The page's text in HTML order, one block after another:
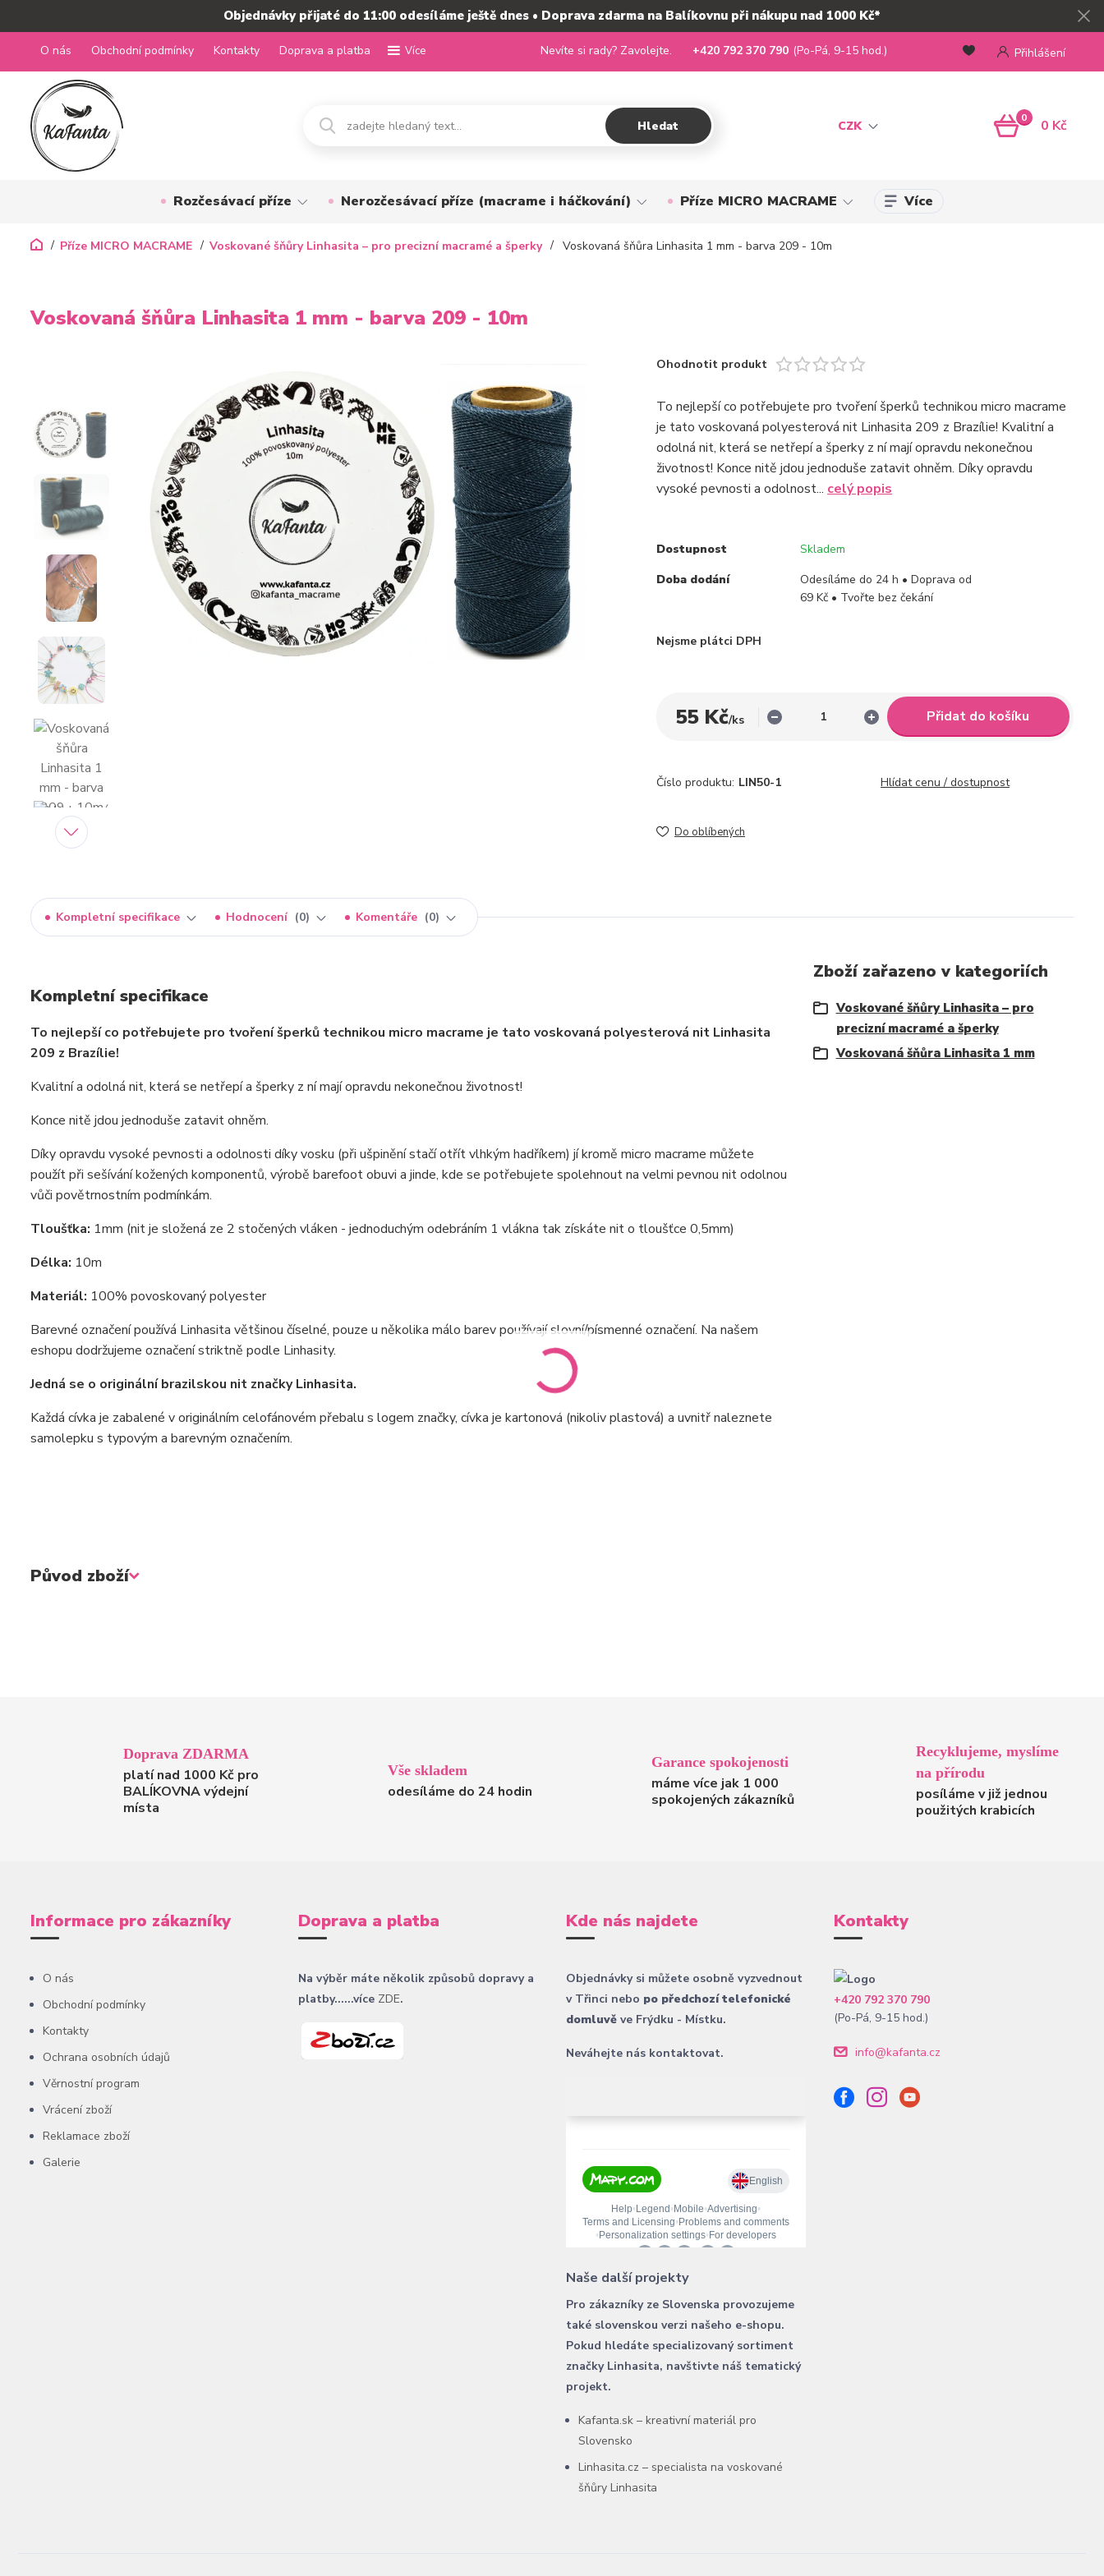
Objednávky přijaté do 11:00 odesíláme ještě dnes • Doprava zdarma na Balíkovnu při nákupu nad 1000 Kč*
O nás Obchodní podmínky Kontakty Doprava a platba Více
CZK
Přihlášení
Hledat
Nevíte si rady? Zavolejte. +420 792 370 790 (Po-Pá, 9-15 hod.)
0 0 Kč
Rozčesávací příze Nerozčesávací příze (macrame i háčkování) Příze MICRO MACRAME Více
Příze MICRO MACRAME Voskované šňůry Linhasita – pro precizní macramé a šperky Voskovaná šňůra Linhasita 1 mm - barva 209 - 10m
Voskovaná šňůra Linhasita 1 mm - barva 209 - 10m
Ohodnotit produkt
To nejlepší co potřebujete pro tvoření šperků technikou micro macrame
je tato voskovaná polyesterová nit Linhasita 209 z Brazílie! Kvalitní a
odolná nit, která se netřepí a šperky z ní mají opravdu nekonečnou
životnost! Konce nitě jdou jednoduše zatavit ohněm. Díky opravdu
vysoké pevnosti a odolnost... celý popis
Dostupnost
Skladem
Doba dodání
Odesíláme do 24 h • Doprava od
69 Kč • Tvořte bez čekání
Nejsme plátci DPH
55 Kč/ks Přidat do košíku
Číslo produktu: LIN50-1 Hlídat cenu / dostupnost
Do oblíbených
Kompletní specifikace Hodnocení 0 Komentáře 0
Kompletní specifikace
To nejlepší co potřebujete pro tvoření šperků technikou micro macrame je tato voskovaná polyesterová nit Linhasita
209 z Brazílie!
Kvalitní a odolná nit, která se netřepí a šperky z ní mají opravdu nekonečnou životnost!
Konce nitě jdou jednoduše zatavit ohněm.
Díky opravdu vysoké pevnosti a odolnosti díky vosku (při ušpinění stačí otřít vlhkým hadříkem) jí kromě micro macrame můžete
použít při sešívání kožených komponentů, výrobě barefoot obuvi a jinde, kde se potřebujete spolehnout na velmi pevnou nit odolnou
vůči povětrnostním podmínkám.
Tloušťka: 1mm (nit je složená ze 2 stočených vláken - jednoduchým odebráním 1 vlákna tak získáte nit o tloušťce 0,5mm)
Délka: 10m
Materiál: 100% povoskovaný polyester
Barevné označení používá Linhasita většinou číselné, pouze u několika málo barev používají slovní/písmenné označení. Na našem
eshopu dodržujeme označení striktně podle Linhasity.
Jedná se o originální brazilskou nit značky Linhasita.
Každá cívka je zabalené v originálním celofánovém přebalu s logem značky, cívka je kartonová (nikoliv plastová) a uvnitř naleznete
samolepku s typovým a barevným označením.
Původ zboží
Zboží zařazeno v kategoriích
Voskované šňůry Linhasita – pro
precizní macramé a šperky
Voskovaná šňůra Linhasita 1 mm
Doprava ZDARMA
platí nad 1000 Kč pro
BALÍKOVNA výdejní
místa
Vše skladem
odesíláme do 24 hodin
Garance spokojenosti
máme více jak 1 000
spokojených zákazníků
Recyklujeme, myslíme
na přírodu
posíláme v již jednou
použitých krabicích
Informace pro zákazníky
O nás
Obchodní podmínky
Kontakty
Ochrana osobních údajů
Věrnostní program
Vrácení zboží
Reklamace zboží
Galerie
Doprava a platba
Na výběr máte několik způsobů dopravy a
platby......více ZDE.
Kde nás najdete
Objednávky si můžete osobně vyzvednout
v Třinci nebo po předchozí telefonické
domluvě ve Frýdku - Místku.
Neváhejte nás kontaktovat.
Naše další projekty
Pro zákazníky ze Slovenska provozujeme
také slovenskou verzi našeho e-shopu.
Pokud hledáte specializovaný sortiment
značky Linhasita, navštivte náš tematický
projekt.
Kafanta.sk – kreativní materiál pro
Slovensko
Linhasita.cz – specialista na voskované
šňůry Linhasita
Kontakty
+420 792 370 790
(Po-Pá, 9-15 hod.)
info@kafanta.cz